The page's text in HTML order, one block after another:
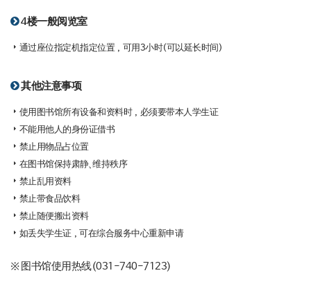
4楼一般阅览室
通过座位指定机指定位置，可用3小时(可以延长时间)
其他注意事项
使用图书馆所有设备和资料时，必须要带本人学生证
不能用他人的身份证借书
禁止用物品占位置
在图书馆保持肃静、维持秩序
禁止乱用资料
禁止带食品饮料
禁止随便搬出资料
如丢失学生证，可在综合服务中心重新申请
※ 图书馆使用热线(031-740-7123)